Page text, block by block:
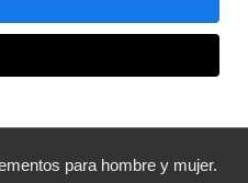
para hombre y mujer.